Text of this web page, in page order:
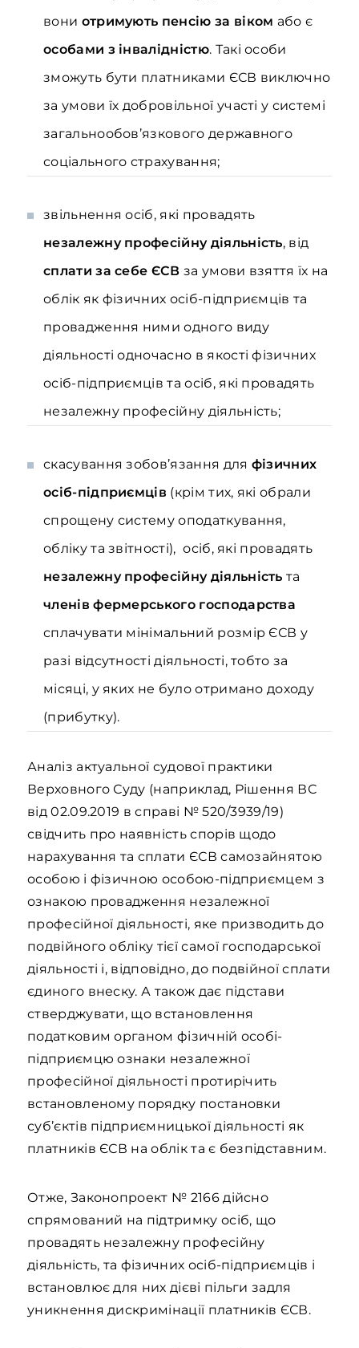
вони отримують пенсію за віком або є
особами з інвалідністю. Такі особи
зможуть бути платниками ЄСВ виключно
за умови їх добровільної участі у системі
загальнообов’язкового державного
соціального страхування;
звільнення осіб, які провадять
незалежну професійну діяльність, від
сплати за себе ЄСВ за умови взяття їх на
облік як фізичних осіб-підприємців та
провадження ними одного виду
діяльності одночасно в якості фізичних
осіб-підприємців та осіб, які провадять
незалежну професійну діяльність;
скасування зобов’язання для фізичних
осіб-підприємців (крім тих, які обрали
спрощену систему оподаткування,
обліку та звітності), осіб, які провадять
незалежну професійну діяльність та
членів фермерського господарства
сплачувати мінімальний розмір ЄСВ у
разі відсутності діяльності, тобто за
місяці, у яких не було отримано доходу
(прибутку).
Аналіз актуальної судової практики
Верховного Суду (наприклад, Рішення ВС
від 02.09.2019 в справі № 520/3939/19)
свідчить про наявність спорів щодо
нарахування та сплати ЄСВ самозайнятою
особою і фізичною особою-підприємцем з
ознакою провадження незалежної
професійної діяльності, яке призводить до
подвійного обліку тієї самої господарської
діяльності і, відповідно, до подвійної сплати
єдиного внеску. А також дає підстави
стверджувати, що встановлення
податковим органом фізичній особі-
підприємцю ознаки незалежної
професійної діяльності протирічить
встановленому порядку постановки
суб’єктів підприємницької діяльності як
платників ЄСВ на облік та є безпідставним.
Отже, Законопроект № 2166 дійсно
спрямований на підтримку осіб, що
провадять незалежну професійну
діяльність, та фізичних осіб-підприємців і
встановлює для них дієві пільги задля
уникнення дискримінації платників ЄСВ.